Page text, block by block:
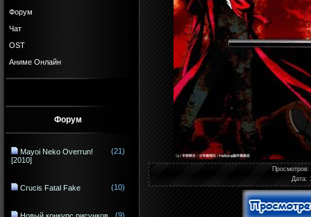
Форум
Чат
OST
Аниме Онлайн
Форум
Mayoi Neko Overrun!
[2010]
(21)
Crucis Fatal Fake (10)
(9)
Просмотров:
Дата: